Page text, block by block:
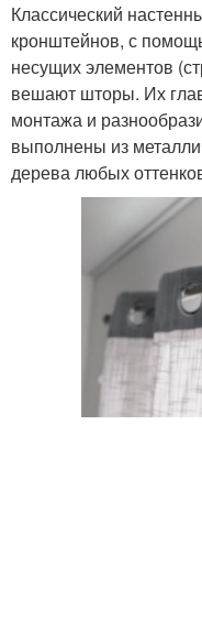
Классический
кронштейнов, с
несущих элементов
вешают шторы. Их
монтажа и
выполнены из
дерева любых